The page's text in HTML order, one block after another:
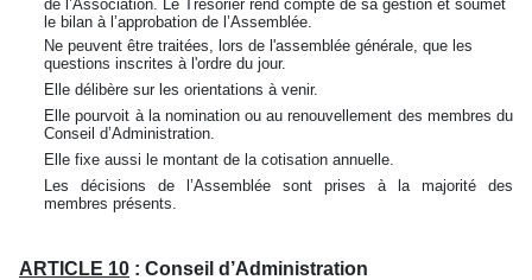
de l’Association. Le Trésorier rend compte de sa gestion et soumet
le bilan à l’approbation de l’Assemblée.
Ne peuvent être traitées, lors de l'assemblée générale, que les
questions inscrites à l'ordre du jour.
Elle délibère sur les orientations à venir.
Elle pourvoit à la nomination ou au renouvellement des membres du
Conseil d’Administration.
Elle fixe aussi le montant de la cotisation annuelle.
Les décisions de l’Assemblée sont prises à la majorité des
membres présents.
ARTICLE 10 : Conseil d’Administration